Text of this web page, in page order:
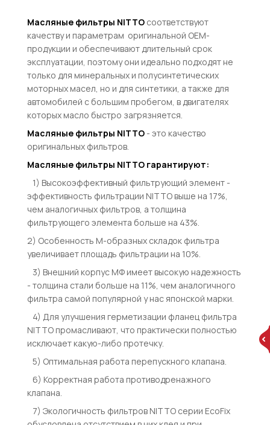
Масляные фильтры NITTO соответствуют
качеству и параметрам оригинальной OEM-
продукции и обеспечивают длительный срок
эксплуатации, поэтому они идеально подходят не
только для минеральных и полусинтетических
моторных масел, но и для синтетики, а также для
автомобилей с большим пробегом, в двигателях
которых масло быстро загрязняется.
Масляные фильтры NITTO - это качество
оригинальных фильтров.
Масляные фильтры NITTO гарантируют:
1) Высокоэффективный фильтрующий элемент -
эффективность фильтрации NITTO выше на 17%,
чем аналогичных фильтров, а толщина
фильтрующего элемента больше на 43%.
2) Особенность М-образных складок фильтра
увеличивает площадь фильтрации на 10%.
3) Внешний корпус МФ имеет высокую надежность
- толщина стали больше на 11%, чем аналогичного
фильтра самой популярной у нас японской марки.
4) Для улучшения герметизации фланец фильтра
NITTO промасливают, что практически полностью
исключает какую-либо протечку.
5) Оптимальная работа перепускного клапана.
6) Корректная работа противодренажного
клапана.
7) Экологичность фильтров NITTO серии EcoFix